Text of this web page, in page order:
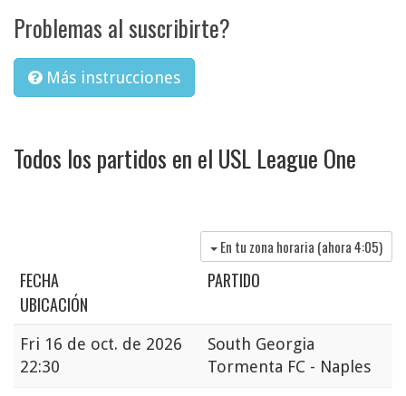
Problemas al suscribirte?
Más instrucciones
Todos los partidos en el USL League One
En tu zona horaria (ahora4:05)
FECHA
PARTIDO
UBICACIÓN
Fri 16 de oct. de 2026
22:30
South Georgia
Tormenta FC - Naples